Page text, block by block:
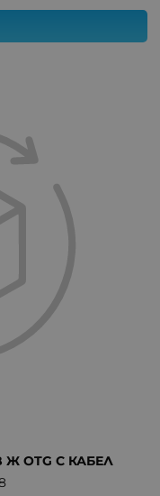
Ж OTG С КАБЕЛ